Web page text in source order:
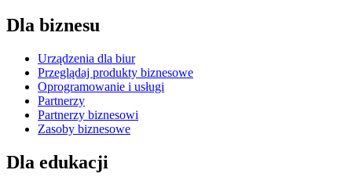
Dla biznesu
Urządzenia dla biur
Przeglądaj produkty biznesowe
Oprogramowanie i usługi
Partnerzy
Partnerzy biznesowi
Zasoby biznesowe
Dla edukacji